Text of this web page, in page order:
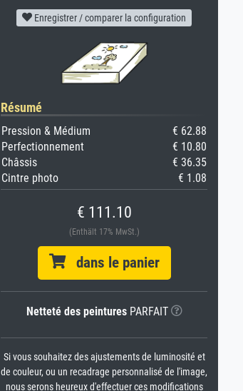
Enregistrer / comparer la configuration
Résumé
Pression & Médium
€ 62.88
Perfectionnement
€ 10.80
Châssis
€ 36.35
Cintre photo
€ 1.08
€ 111.10
(Enthält 17% MwSt.)
dans le panier
Netteté des peinturesPARFAIT
Si vous souhaitez des ajustements de luminosité et
de couleur, ou un recadrage personnalisé de l'image,
nous serons heureux d'effectuer ces modifications